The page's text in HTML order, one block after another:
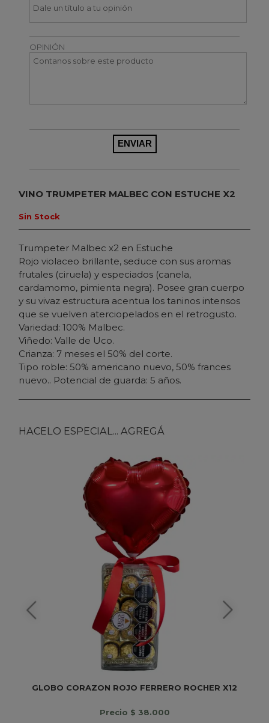
OPINIÓN
VINO TRUMPETER MALBEC CON ESTUCHE X2
Sin Stock
Trumpeter Malbec x2 en Estuche
Rojo violaceo brillante, seduce con sus aromas
frutales (ciruela) y especiados (canela,
cardamomo, pimienta negra). Posee gran cuerpo
y su vivaz estructura acentua los taninos intensos
que se vuelven aterciopelados en el retrogusto.
Variedad: 100% Malbec.
Viñedo: Valle de Uco.
Crianza: 7 meses el 50% del corte.
Tipo roble: 50% americano nuevo, 50% frances
nuevo.. Potencial de guarda: 5 años.
HACELO ESPECIAL... AGREGÁ
GLOBO CORAZON ROJO FERRERO ROCHER X12
Precio $ 38.000